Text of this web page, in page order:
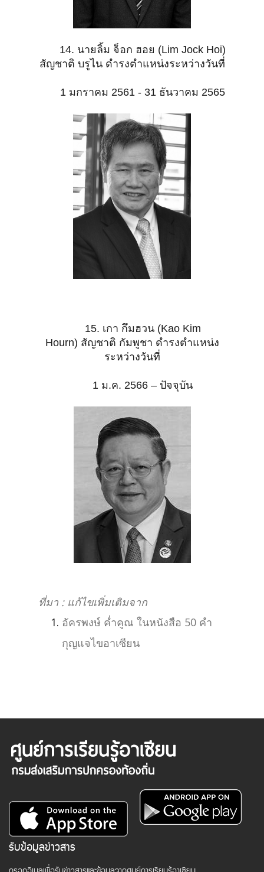
14. นายลิ้ม จ็อก ฮอย (Lim Jock Hoi)
สัญชาติ บรูไน ดำรงตำแหน่งระหว่างวันที่
1 มกราคม 2561 - 31 ธันวาคม 2565
15. เกา กึมฮวน (Kao Kim
Hourn) สัญชาติ กัมพูชา ดำรงตำแหน่ง
ระหว่างวันที่
1 ม.ค. 2566 – ปัจจุบัน
ที่มา : แก้ไขเพิ่มเติมจาก
อัครพงษ์ ค่ำคูณ ในหนังสือ 50 คำ
กุญแจไขอาเซียน
รับข้อมูลข่าวสาร